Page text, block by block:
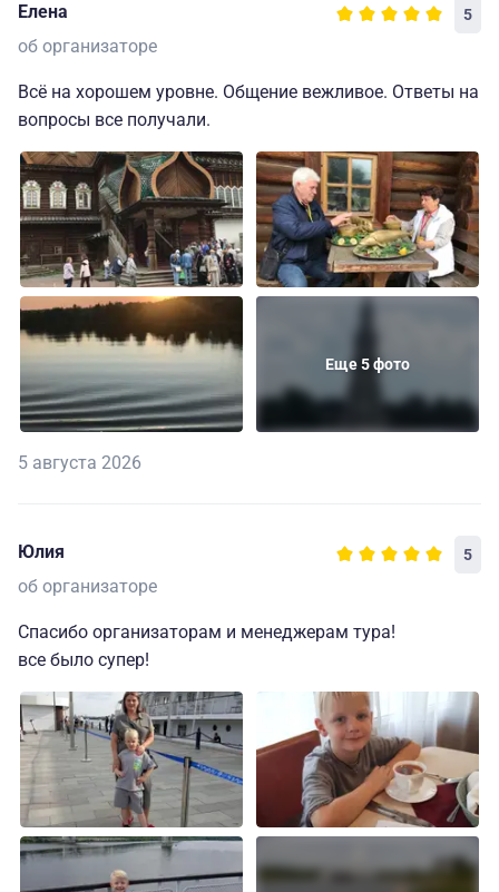
Елена 5
об организаторе
Всё на хорошем уровне. Общение вежливое. Ответы на
вопросы все получали.
Еще 5 фото
5 августа 2026
Юлия 5
об организаторе
Спасибо организаторам и менеджерам тура!
все было супер!